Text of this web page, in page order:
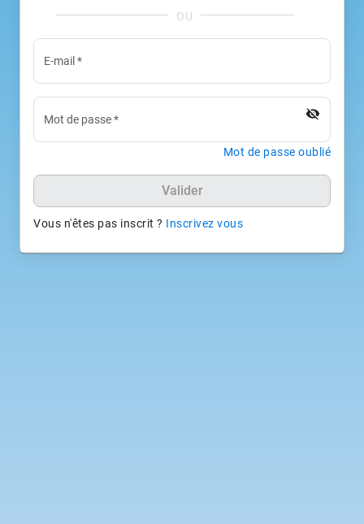
E-mail *
Mot de passe* visibility_off
Mot de passe oublié
Valider
Vous n'êtes pas inscrit ? Inscrivez vous